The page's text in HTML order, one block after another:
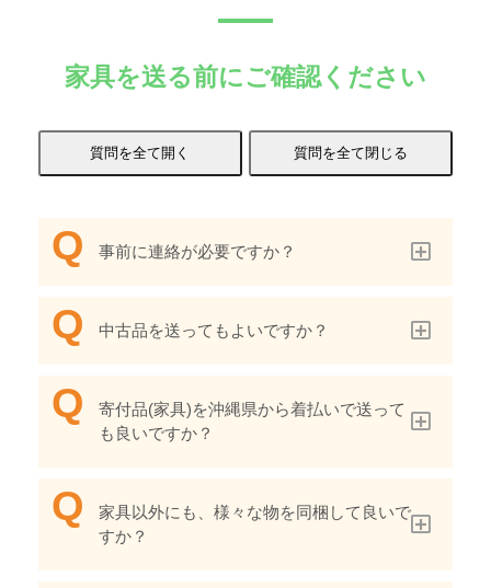
家具を送る前にご確認ください
事前に連絡が必要ですか？
中古品を送ってもよいですか？
寄付品(家具)を沖縄県から着払いで送って
も良いですか？
家具以外にも、様々な物を同梱して良いで
すか？